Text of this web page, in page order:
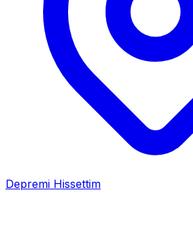
Depremi Hissettim